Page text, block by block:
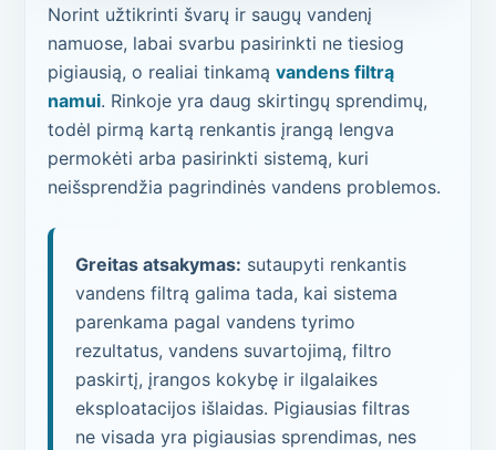
Norint užtikrinti švarų ir saugų vandenį
namuose, labai svarbu pasirinkti ne tiesiog
pigiausią, o realiai tinkamą vandens filtrą
namui. Rinkoje yra daug skirtingų sprendimų,
todėl pirmą kartą renkantis įrangą lengva
permokėti arba pasirinkti sistemą, kuri
neišsprendžia pagrindinės vandens problemos.
Greitas atsakymas: sutaupyti renkantis
vandens filtrą galima tada, kai sistema
parenkama pagal vandens tyrimo
rezultatus, vandens suvartojimą, filtro
paskirtį, įrangos kokybę ir ilgalaikes
eksploatacijos išlaidas. Pigiausias filtras
ne visada yra pigiausias sprendimas, nes